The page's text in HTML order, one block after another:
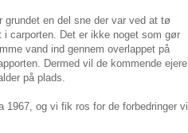
grundet en del sne der var ved at tø
carporten. Det er ikke noget som gør
vand ind gennem overlappet på
Dermed vil de kommende ejere
på plads.
1967, og vi fik ros for de forbedringer vi